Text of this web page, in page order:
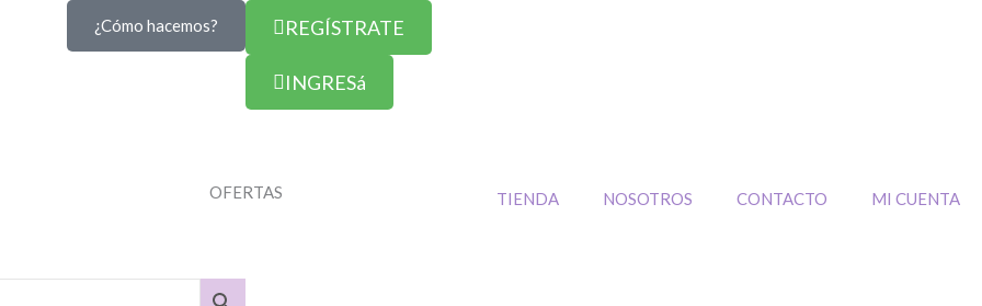
OFERTAS
¿Cómo hacemos? REGÍSTRATE
INGRESá
TIENDA NOSOTROS CONTACTO
MI CUENTA